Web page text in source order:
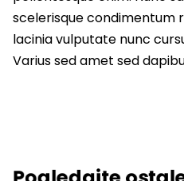
scelerisque condimentum
lacinia vulputate nunc
Varius sed amet sed